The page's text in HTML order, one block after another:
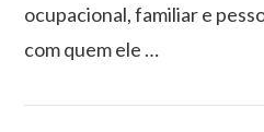
ocupacional, familiar e
com quem ele …